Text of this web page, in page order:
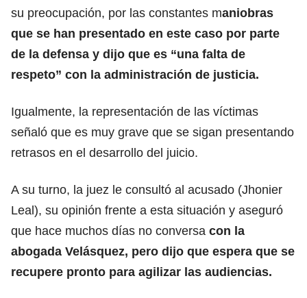
su preocupación, por las constantes maniobras
que se han presentado en este caso por parte
de la defensa y dijo que es “una falta de
respeto” con la administración de justicia.
Igualmente, la representación de las víctimas
señaló que es muy grave que se sigan presentando
retrasos en el desarrollo del juicio.
A su turno, la juez le consultó al acusado (Jhonier
Leal), su opinión frente a esta situación y aseguró
que hace muchos días no conversa con la
abogada Velásquez, pero dijo que espera que se
recupere pronto para agilizar las audiencias.